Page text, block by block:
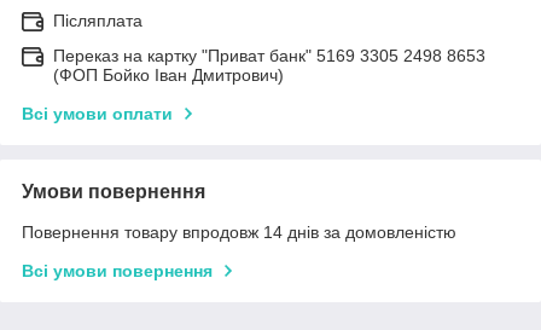
Післяплата
Переказ на картку "Приват банк" 5169 3305 2498 8653
(ФОП Бойко Іван Дмитрович)
Всі умови оплати
Умови повернення
Повернення товару впродовж 14 днів за домовленістю
Всі умови повернення